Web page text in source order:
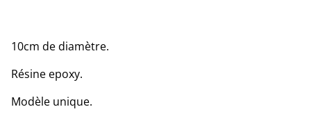
10cm de diamètre.
Résine epoxy.
Modèle unique.